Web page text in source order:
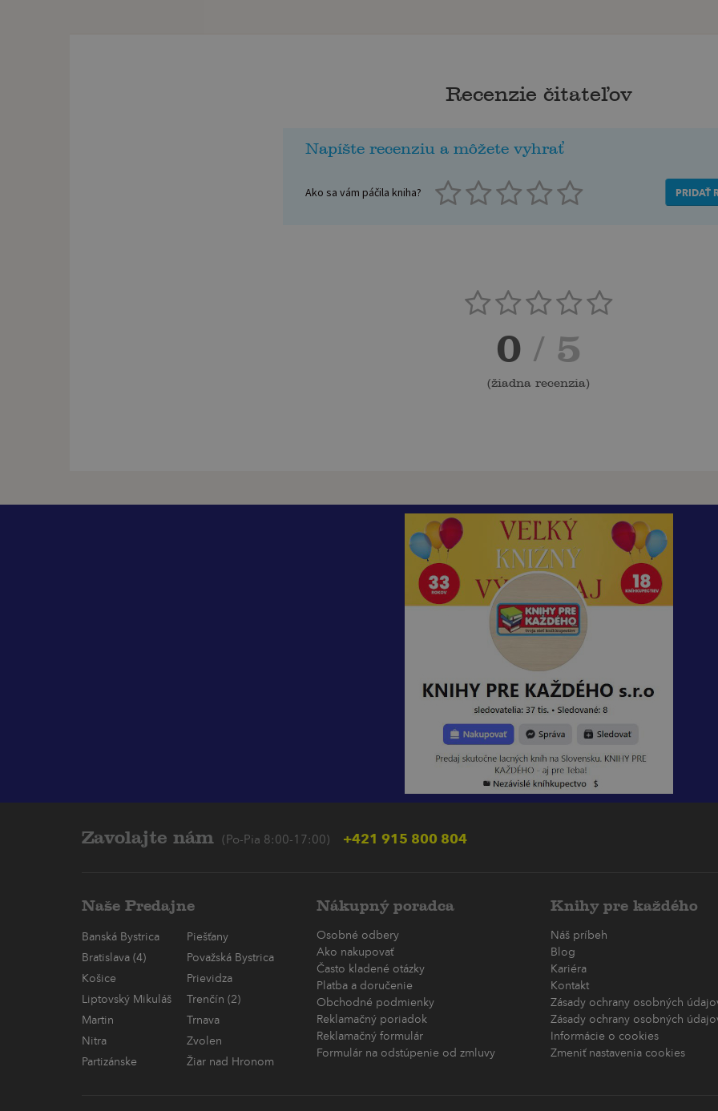
Recenzie čitateľov
Napíšte recenziu a môžete vyhrať
Ako sa vám páčila kniha? PRIDAŤ
0 / 5
(žiadna recenzia)
Zavolajte nám (Po-Pia 8:00-17:00) +421 915 800 804
Naše Predajne
Banská Bystrica
Piešťany
Bratislava (4)
Považská Bystrica
Košice
Prievidza
Liptovský Mikuláš
Trenčín (2)
Martin
Trnava
Nitra
Zvolen
Partizánske
Žiar nad Hronom
Nákupný poradca
Osobné odbery
Ako nakupovať
Často kladené otázky
Platba a doručenie
Obchodné podmienky
Reklamačný poriadok
Reklamačný formulár
Formulár na odstúpenie od zmluvy
Knihy pre každého
Náš príbeh
Blog
Kariéra
Kontakt
Zásady ochrany osobných
Zásady ochrany osobných
Informácie o cookies
Zmeniť nastavenia cookies